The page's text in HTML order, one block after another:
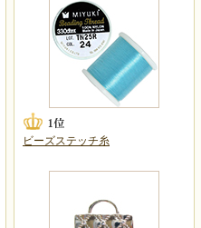
ビーズステッチ糸